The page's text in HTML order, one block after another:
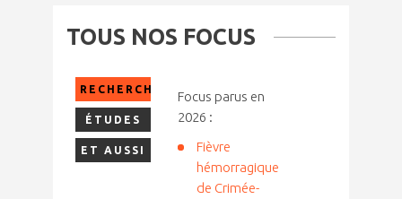
TOUS NOS FOCUS
RECHERCHE
ÉTUDES
ET AUSSI
Focus parus en
2026 :
Fièvre
hémorragique
de Crimée-